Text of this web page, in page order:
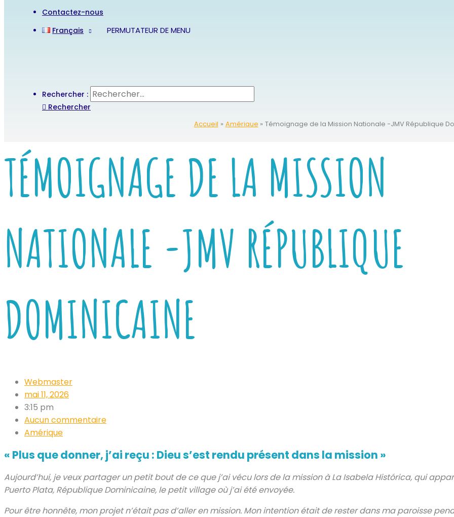
Contactez-nous
Français
PERMUTATEUR DE MENU
Rechercher :
Rechercher
Accueil Amérique Témoignage de la Mission Nationale -JMV République
TÉMOIGNAGE DE LA MISSION
NATIONALE -JMV RÉPUBLIQUE
DOMINICAINE
Webmaster
mai 11, 2026
3:15 pm
Aucun commentaire
Amérique
« Plus que donner, j’ai reçu : Dieu s’est rendu présent dans la mission »
Aujourd’hui, je veux partager un petit bout de ce que j’ai vécu lors de la mission à La Isabela Histórica, qui
Puerto Plata, République Dominicaine, le petit village où j’ai été envoyée.
Pour être honnête, mon projet n’était pas d’aller en mission. Mon intention était de rester dans ma paroisse